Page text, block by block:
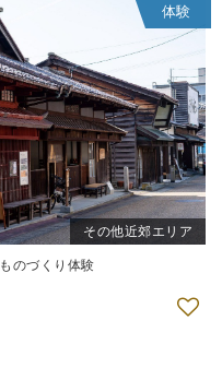
体験
その他近郊エリア
ものづくり体験